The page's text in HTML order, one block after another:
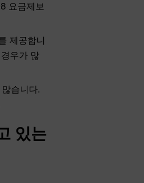
요금제보
제공합니
우가 많
습니다.
있는